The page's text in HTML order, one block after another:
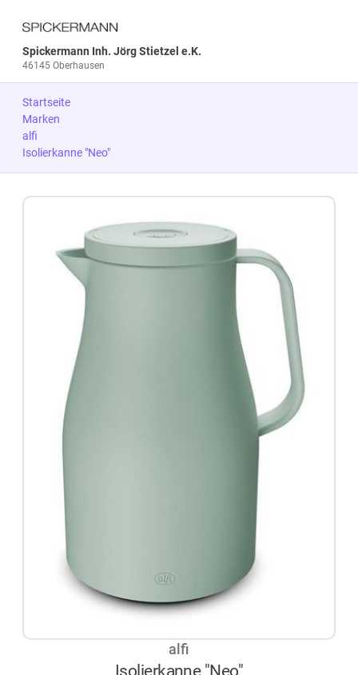
Spickermann Inh. Jörg Stietzel e.K.
46145 Oberhausen
Startseite
Marken
alfi
Isolierkanne "Neo"
alfi
Isolierkanne "Neo"